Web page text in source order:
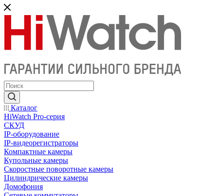
Каталог
HiWatch Pro-серия
CКУД
IP-оборудование
IP-видеорегистраторы
Компактные камеры
Купольные камеры
Скоростные поворотные камеры
Цилиндрические камеры
Домофония